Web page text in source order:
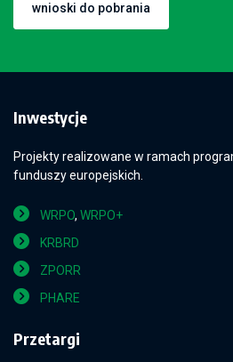
wnioski do pobrania
Inwestycje
Projekty realizowane w ramach
funduszy europejskich.
WRPO, WRPO+
KRBRD
ZPORR
PHARE
Przetargi